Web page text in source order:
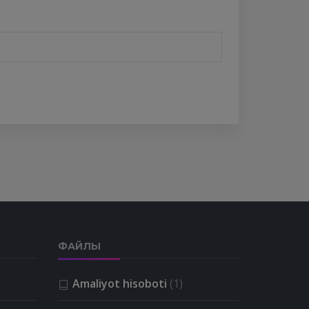
ФАЙЛЫ
Amaliyot hisoboti (1)